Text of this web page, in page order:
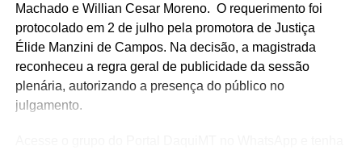
Machado e Willian Cesar Moreno. O requerimento foi
protocolado em 2 de julho pela promotora de Justiça
Élide Manzini de Campos. Na decisão, a magistrada
reconheceu a regra geral de publicidade da sessão
plenária, autorizando a presença do público no
julgamento.